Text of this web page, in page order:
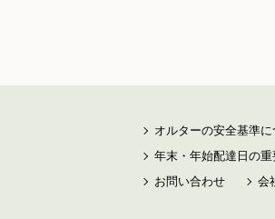
オルターの安全基準に
年末・年始配達日の
お問い合わせ
会